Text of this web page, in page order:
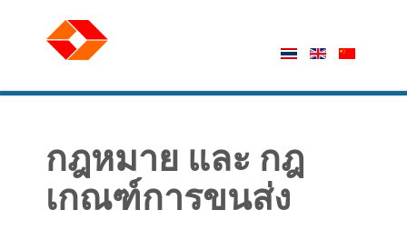
กฎหมาย และ กฎ
เกณฑ์การขนส่ง